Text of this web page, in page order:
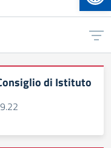
di Istituto